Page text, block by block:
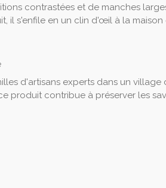
contrastées et de manches
il s'enfile en un clin d'œil à la
d'artisans experts dans un
produit contribue à préserver les